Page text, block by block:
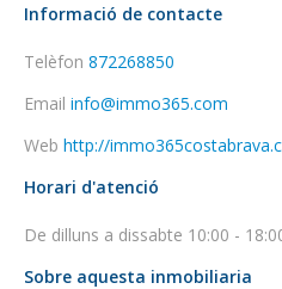
Informació de contacte
Telèfon 872268850
Email info@immo365.com
Web http://
Horari d'atenció
De dilluns a dissabte 10:00 -
Sobre aquesta inmobiliaria